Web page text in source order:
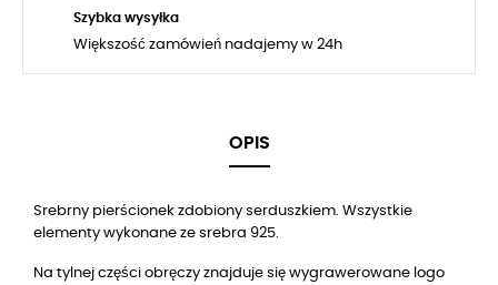
Szybka wysyłka
Większość zamówień nadajemy w 24h
OPIS
Srebrny pierścionek zdobiony serduszkiem. Wszystkie
elementy wykonane ze srebra 925.
Na tylnej części obręczy znajduje się wygrawerowane logo